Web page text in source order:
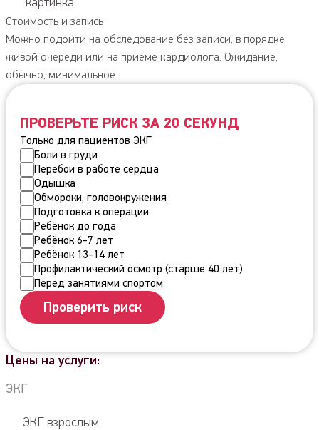
картинка
Стоимость и запись
Можно подойти на обследование без записи, в порядке
живой очереди или на приеме кардиолога. Ожидание,
обычно, минимальное.
ПРОВЕРЬТЕ РИСК ЗА 20 СЕКУНД
Только для пациентов ЭКГ
Боли в груди
Перебои в работе сердца
Одышка
Обмороки, головокружения
Подготовка к операции
Ребёнок до года
Ребёнок 6-7 лет
Ребёнок 13-14 лет
Профилактический осмотр (старше 40 лет)
Перед занятиями спортом
Проверить риск
Цены на услуги:
ЭКГ
ЭКГ взрослым